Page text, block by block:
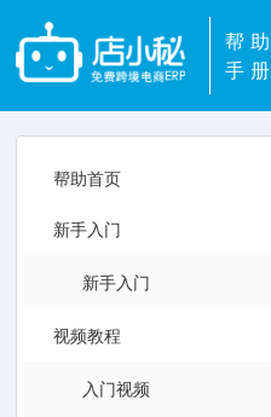
帮助
手册
帮助首页
新手入门
新手入门
视频教程
入门视频